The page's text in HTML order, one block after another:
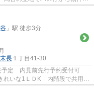
の...
」駅 徒歩3分
末長 １丁目41-30
予定 内見前先行予約受付可
れいな1ＬＤK 内階段で共用廊
ずプ...